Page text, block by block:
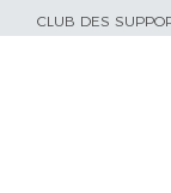
CLUB DES